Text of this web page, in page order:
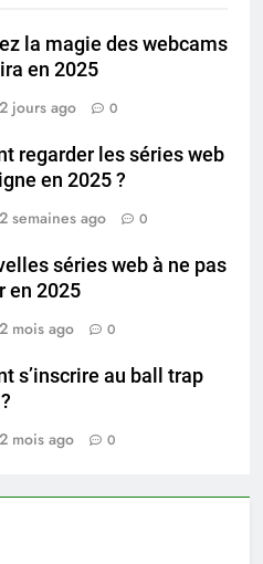
la magie des webcams
en 2025
2 jours ago 0
regarder les séries web
en 2025 ?
2 semaines ago 0
séries web à ne pas
en 2025
2 mois ago 0
s’inscrire au ball trap
2 mois ago 0